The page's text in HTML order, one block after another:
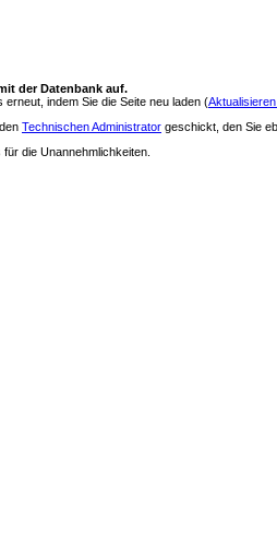
der Datenbank auf.
erneut, indem Sie die Seite neu laden (
Technischen Administrator geschickt, den Sie
die Unannehmlichkeiten.